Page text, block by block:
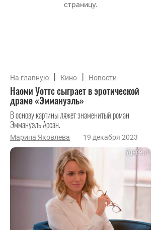
На главную | Кино | Новости
Наоми Уоттс сыграет в эротической
драме «Эммануэль»
В основу картины ляжет знаменитый роман
Эммануэль Арсан.
Марина Яковлева 19 декабря 2023